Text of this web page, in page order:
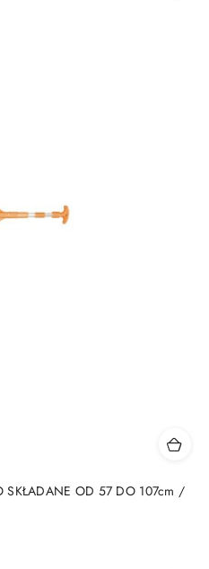
SKŁADANE OD 57 DO 107cm /